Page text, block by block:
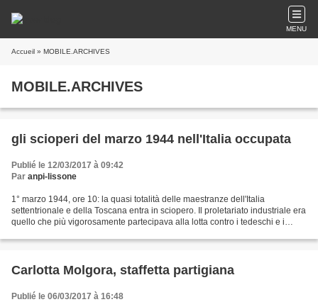
MENU
Accueil » MOBILE.ARCHIVES
MOBILE.ARCHIVES
gli scioperi del marzo 1944 nell'Italia occupata
Publié le 12/03/2017 à 09:42
Par anpi-lissone
1° marzo 1944, ore 10: la quasi totalità delle maestranze dell'Italia
settentrionale e della Toscana entra in sciopero. Il proletariato industriale era
quello che più vigorosamente partecipava alla lotta contro i tedeschi e i
Carlotta Molgora, staffetta partigiana
Publié le 06/03/2017 à 16:48